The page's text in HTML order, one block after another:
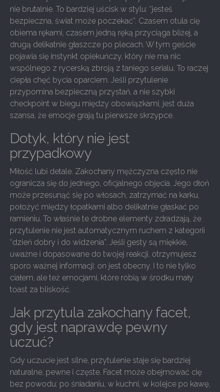
nie brutalnie. To bardziej uścisk w stylu: “jesteś
bezpieczna, świat może poczekać”. Czasem otula cię
obiema rękami, czasem jedną ręką przyciąga bliżej, a
drugą delikatnie głaszcze po plecach. W tym geście
pojawia się instynkt opiekuńczy, który nie ma nic
wspólnego z rycerską zbroją z taniego serialu. To raczej
ciepła chęć bycia oparciem. Jeśli przytulenie
przypomina bezpieczną przystań, a nie szybki
checkpoint w biegu między obowiązkami, jest duża
szansa, że emocje grają tu pierwsze skrzypce.
Dotyk, który nie jest
przypadkowy
Miłość lubi detale. Zakochany mężczyzna często nie
ogranicza się do jednego, oficjalnego objęcia. Jego dłoń
może przesunąć się po włosach, zatrzymać na karku,
położyć między łopatkami albo delikatnie głaskać po
ramieniu. To właśnie te drobne elementy zdradzają, że
przytulenie nie jest automatycznym ruchem z kategorii
“dzień dobry i do widzenia”. Jeśli gesty są miękkie,
uważne i dopasowane do twojej reakcji, otrzymujesz
sporo ważnej informacji: on jest obecny. I to nie tylko
ciałem, ale też emocjami, które robią w środku mały
toast za bliskość.
Jak przytula zakochany facet,
gdy jest naprawdę pewny
uczuć?
Gdy uczucie jest silne, przytulenie staje się bardziej
naturalne, pewne i częste. Facet może obejmować cię
bez powodu: po śniadaniu, w kuchni, w kolejce po kawę,